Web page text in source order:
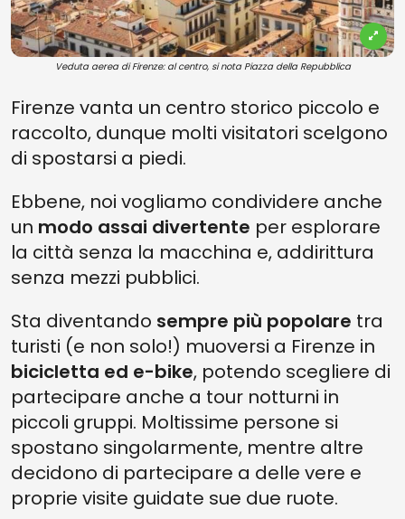
Veduta aerea di Firenze: al centro, si nota Piazza della Repubblica
Firenze vanta un centro storico piccolo e
raccolto, dunque molti visitatori scelgono
di spostarsi a piedi.
Ebbene, noi vogliamo condividere anche
un modo assai divertente per esplorare
la città senza la macchina e, addirittura
senza mezzi pubblici.
Sta diventando sempre più popolare tra
turisti (e non solo!) muoversi a Firenze in
bicicletta ed e-bike, potendo scegliere di
partecipare anche a tour notturni in
piccoli gruppi. Moltissime persone si
spostano singolarmente, mentre altre
decidono di partecipare a delle vere e
proprie visite guidate sue due ruote.